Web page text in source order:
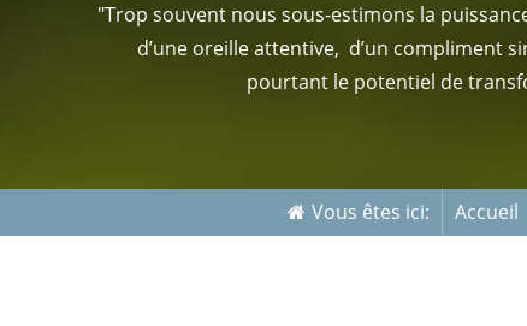
"Trop souvent nous sous-estimons la
d’une oreille attentive, d’un compliment
pourtant le potentiel de
Vous êtes ici: Accueil